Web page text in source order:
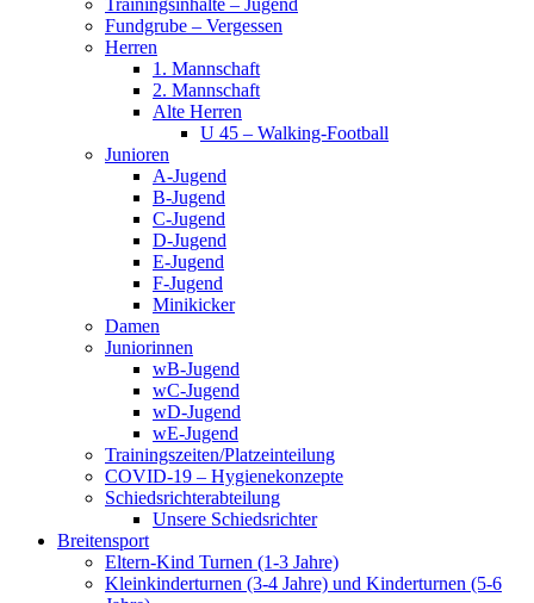
Trainingsinhalte – Jugend
Fundgrube – Vergessen
Herren
1. Mannschaft
2. Mannschaft
Alte Herren
U 45 – Walking-Football
Junioren
A-Jugend
B-Jugend
C-Jugend
D-Jugend
E-Jugend
F-Jugend
Minikicker
Damen
Juniorinnen
wB-Jugend
wC-Jugend
wD-Jugend
wE-Jugend
Trainingszeiten/Platzeinteilung
COVID-19 – Hygienekonzepte
Schiedsrichterabteilung
Unsere Schiedsrichter
Breitensport
Eltern-Kind Turnen (1-3 Jahre)
Kleinkinderturnen (3-4 Jahre) und Kinderturnen (5-6